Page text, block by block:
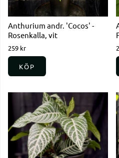
Anthurium andr. 'Cocos' -
Rosenkalla, vit
259 kr
KÖP